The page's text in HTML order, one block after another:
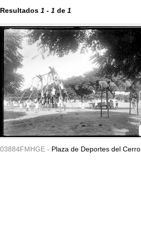
Resultados 1 - 1 de 1
03884FMHGE - Plaza de Deportes del Cerro.